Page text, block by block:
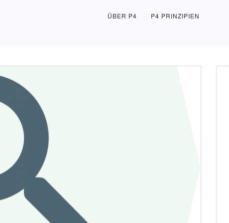
ÜBER P4 P4 PRINZIPIEN